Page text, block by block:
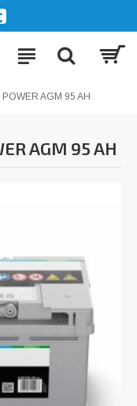
AGM 95 AH
AGM 95 AH